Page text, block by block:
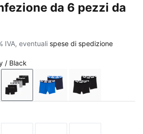
da 6 pezzi da
IVA, eventuali spese di spedizione
/ Black
blackWhite / Grey / Black
blue comboblack /